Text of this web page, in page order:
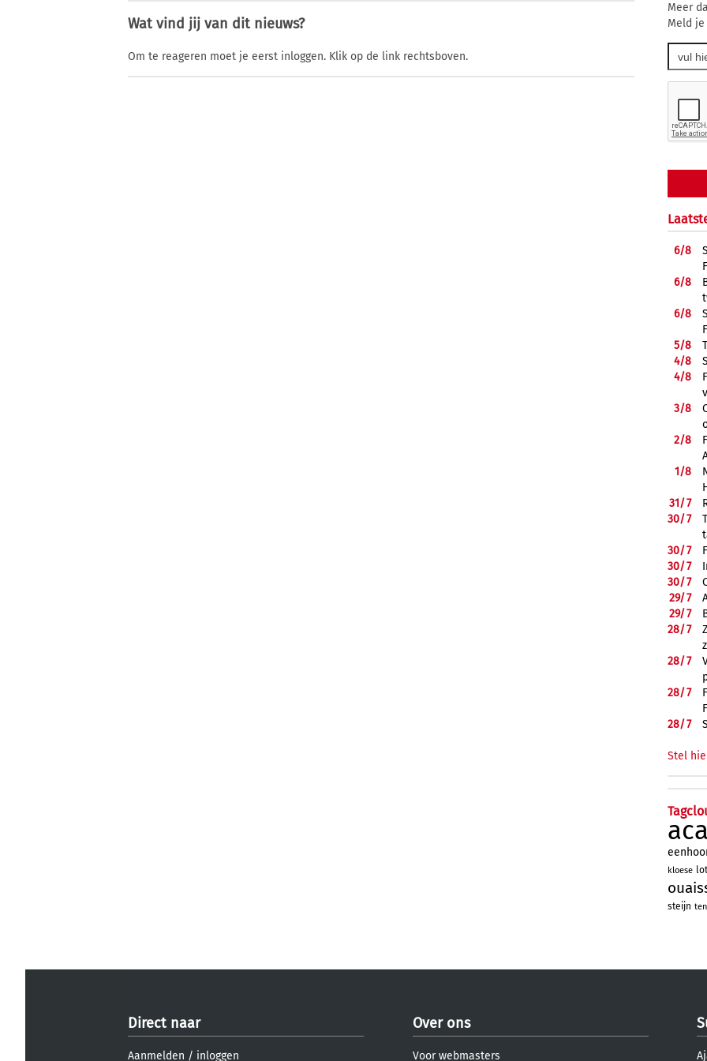
Wat vind jij van dit nieuws?
Om te reageren moet je eerst inloggen. Klik op de link rechtsboven.
Meer
Meld
6/8
6/8
6/8
5/8
4/8
4/8
3/8
2/8
1/8
31/7
30/7
30/7
30/7
30/7
29/7
29/7
28/7
28/7
28/7
28/7
Stel
kloese
steijn
Direct naar
Aanmelden / inloggen
Over ons
Voor webmasters